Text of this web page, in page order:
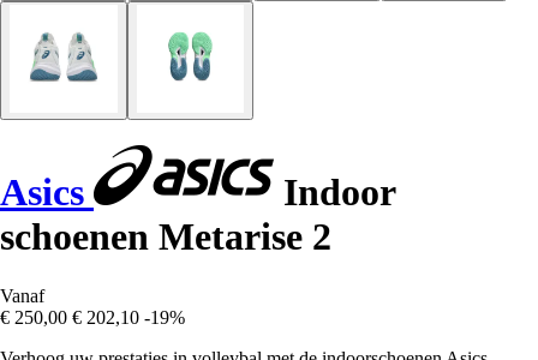
Asics
Indoor
schoenen Metarise 2
Vanaf
€ 250,00 € 202,10 -19%